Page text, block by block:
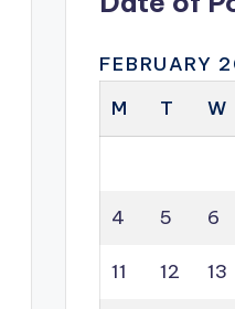
FEBRUARY
M
T W
4 5 6
11 12 13